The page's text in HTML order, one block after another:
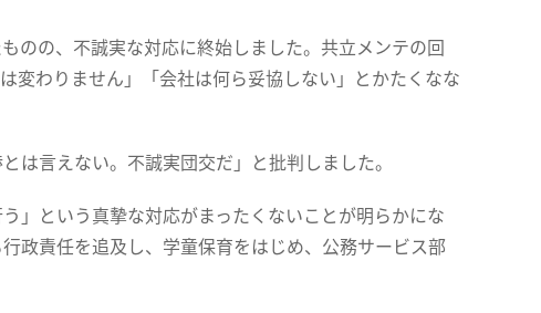
のの、不誠実な対応に終始しました。共立メンテの回
変わりません」「会社は何ら妥協しない」とかたくなな
は言えない。不誠実団交だ」と批判しました。
」という真摯な対応がまったくないことが明らかにな
政責任を追及し、学童保育をはじめ、公務サービス部